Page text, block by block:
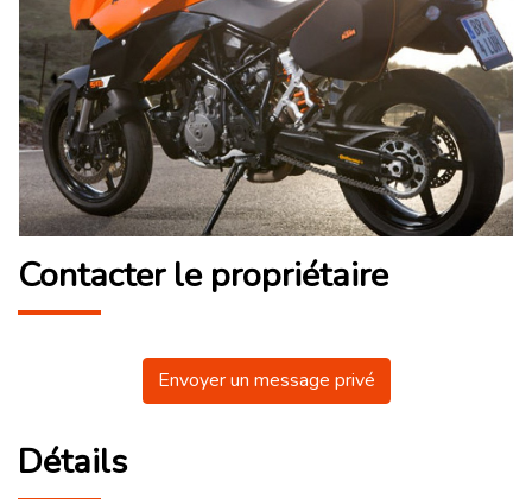
Contacter le propriétaire
Envoyer un message privé
Détails